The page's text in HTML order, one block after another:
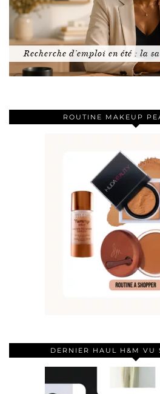
Recherche d’emploi en été : la
ROUTINE MAKEUP
DERNIER HAUL H&M VU